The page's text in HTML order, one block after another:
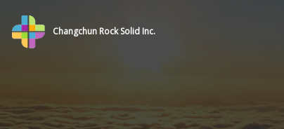
Changchun Rock Solid Inc.